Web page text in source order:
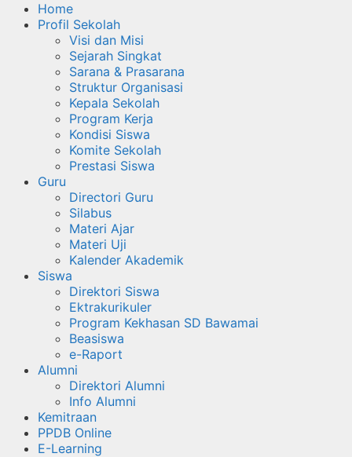
Home
Profil Sekolah
Visi dan Misi
Sejarah Singkat
Sarana & Prasarana
Struktur Organisasi
Kepala Sekolah
Program Kerja
Kondisi Siswa
Komite Sekolah
Prestasi Siswa
Guru
Directori Guru
Silabus
Materi Ajar
Materi Uji
Kalender Akademik
Siswa
Direktori Siswa
Ektrakurikuler
Program Kekhasan SD Bawamai
Beasiswa
e-Raport
Alumni
Direktori Alumni
Info Alumni
Kemitraan
PPDB Online
E-Learning